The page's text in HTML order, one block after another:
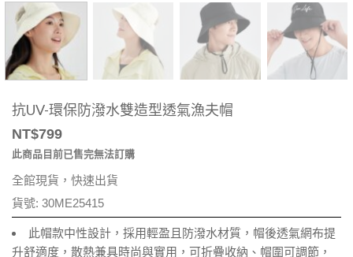
抗UV-環保防潑水雙造型透氣漁夫帽
NT$799
此商品目前已售完無法訂購
全館現貨，快速出貨
貨號: 30ME25415
此帽款中性設計，採用輕盈且防潑水材質，帽後透氣網布提
升舒適度，散熱兼具時尚與實用，可折疊收納、帽圍可調節，